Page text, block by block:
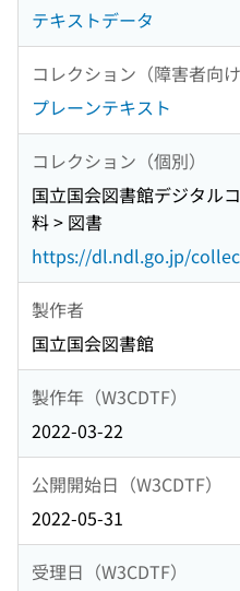
テキストデータ
コレクション（障害者向
プレーンテキスト
コレクション（個別）
国立国会図書館デジタル
料 > 図書
https://dl.ndl.go.jp/
製作者
国立国会図書館
製作年（W3CDTF）
2022-03-22
公開開始日（W3CDTF）
2022-05-31
受理日（W3CDTF）